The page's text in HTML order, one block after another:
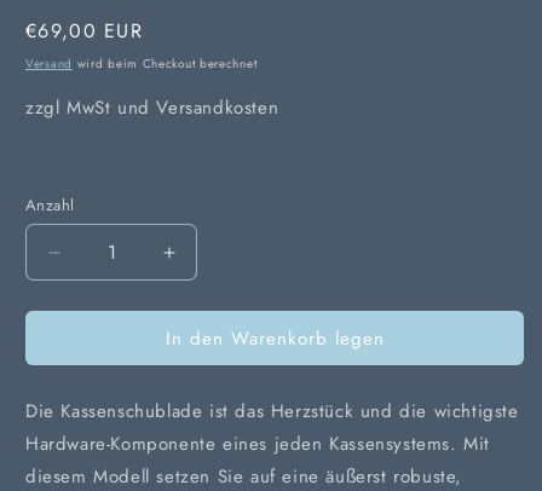
Normaler
Preis
€69,00 EUR
Versand wird beim Checkout berechnet
zzgl MwSt und Versandkosten
Anzahl
Anzahl
Verringere
die
Menge
Kassen-
Albasca
PCD-
Erhöhe
die
Menge
für
Kassen-
Albasca
PCD-
426
In den Warenkorb legen
Die Kassenschublade ist das Herzstück und die wichtigste
Hardware-Komponente eines jeden Kassensystems. Mit
diesem Modell setzen Sie auf eine äußerst robuste,